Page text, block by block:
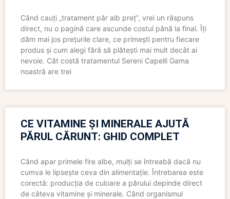
Când cauți „tratament păr alb preț”, vrei un răspuns
direct, nu o pagină care ascunde costul până la final. Îți
dăm mai jos prețurile clare, ce primești pentru fiecare
produs și cum alegi fără să plătești mai mult decât ai
nevoie. Cât costă tratamentul Sereni Capelli Gama
noastră are trei
CE VITAMINE ȘI MINERALE AJUTĂ
PĂRUL CĂRUNT: GHID COMPLET
Când apar primele fire albe, mulți se întreabă dacă nu
cumva le lipsește ceva din alimentație. Întrebarea este
corectă: producția de culoare a părului depinde direct
de câteva vitamine și minerale. Când organismul